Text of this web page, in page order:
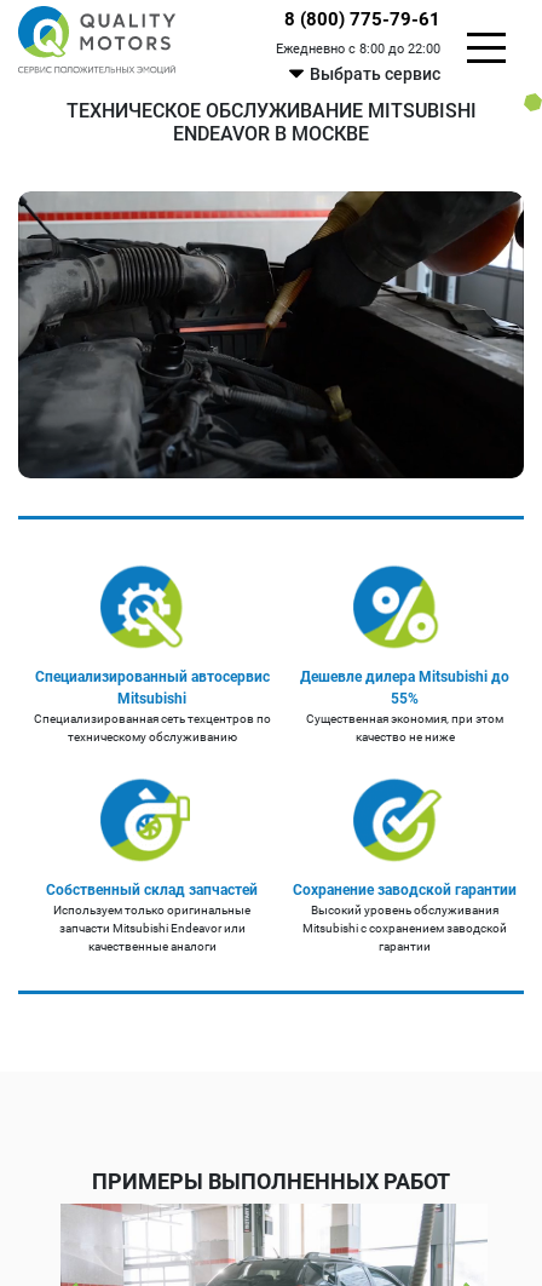
8 (800) 775-79-61
Ежедневно с 8:00 до 22:00
Выбрать сервис
ТЕХНИЧЕСКОЕ ОБСЛУЖИВАНИЕ MITSUBISHI
ENDEAVOR В МОСКВЕ
Специализированный автосервис
Mitsubishi
Специализированная сеть техцентров по
техническому обслуживанию
Дешевле дилера Mitsubishi до
55%
Существенная экономия, при этом
качество не ниже
Собственный склад запчастей
Используем только оригинальные
запчасти Mitsubishi Endeavor или
качественные аналоги
Сохранение заводской гарантии
Высокий уровень обслуживания
Mitsubishi с сохранением заводской
гарантии
ПРИМЕРЫ ВЫПОЛНЕННЫХ РАБОТ